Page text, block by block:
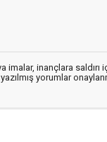
inançlara saldırı
yorumlar